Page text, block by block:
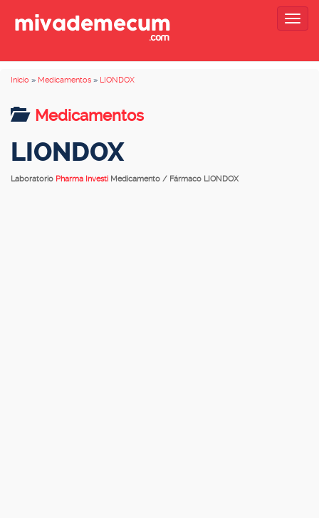
Inicio » Medicamentos » LIONDOX
Medicamentos
LIONDOX
Laboratorio Pharma Investi Medicamento / Fármaco LIONDOX